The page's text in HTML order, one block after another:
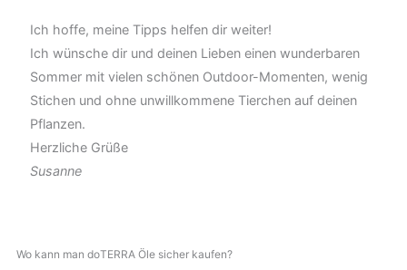
Ich hoffe, meine Tipps helfen dir weiter!
Ich wünsche dir und deinen Lieben einen wunderbaren
Sommer mit vielen schönen Outdoor-Momenten, wenig
Stichen und ohne unwillkommene Tierchen auf deinen
Pflanzen.
Herzliche Grüße
Susanne
Wo kann man doTERRA Öle sicher kaufen?